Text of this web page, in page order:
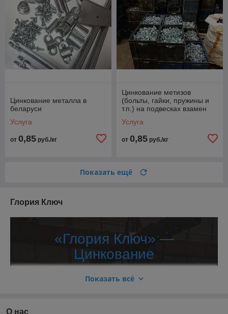
Цинкование металла в
беларуси
Услуга
от 0,85 руб./кг
Цинкование метизов
(больты, гайки, пружины и
т.п.) на подвесках взамен
насыпью
Услуга
от 0,85 руб./кг
Показать ещё
Глория Ключ
«Глория Ключ» —
Цинкование
металла,изготовление
ключей, продажа
Показать всё
О нас